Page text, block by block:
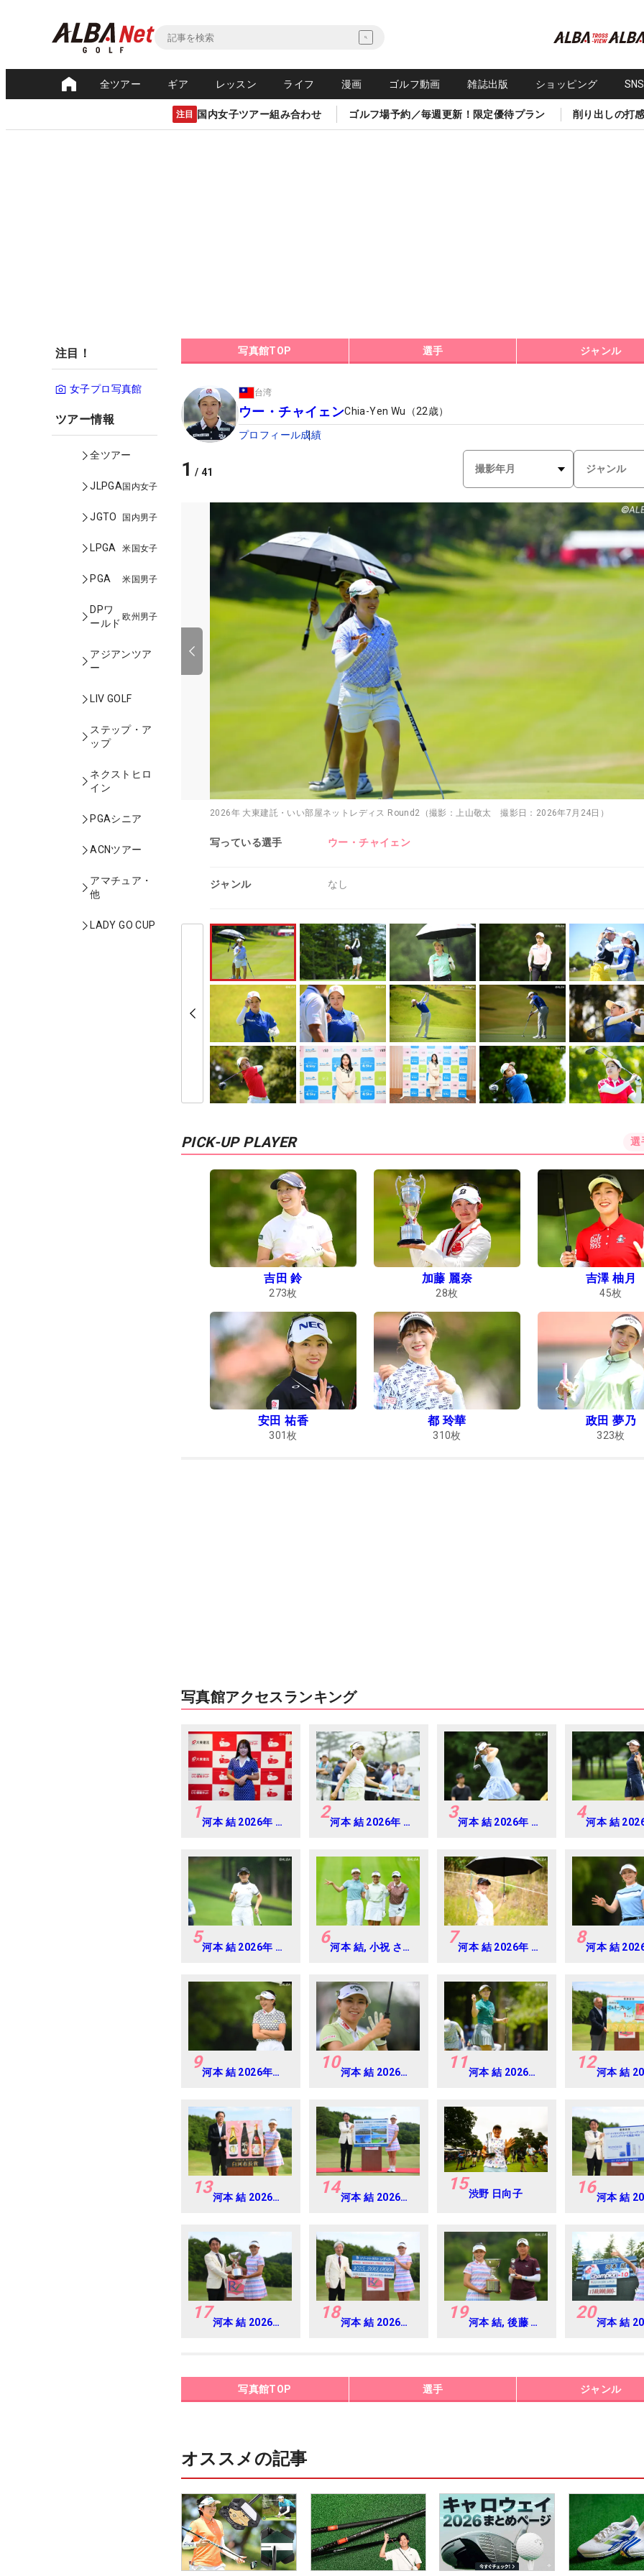
全ツアー ギア レッスン ライフ 漫画 ゴルフ動画 雑誌出版 ショッピング
注目 国内女子ツアー組み合わせ ゴルフ場予約／毎週更新！限定優待プラン 削り出しの打
注目！
女子プロ写真館
ツアー情報
全ツアー
JLPGA国内女子
JGTO 国内男子
LPGA 米国女子
PGA 米国男子
DPワ
ールド
欧州男子
アジアンツア
ー
LIV GOLF
ステップ・ア
ップ
ネクストヒロ
イン
PGAシニア
ACNツアー
アマチュア・
他
LADY GO CUP
写真館TOP 選手 ジャンル
台湾
ウー・チャイェンChia-Yen Wu （22歳）
プロフィール成績
1 / 41
2026年 大東建託・いい部屋ネットレディス Round2（撮影：上山敬太 撮影日：2026年7月24日）
写っている選手 ウー・チャイェン
ジャンル なし
PICK-UP PLAYER 選
吉田 鈴
273枚
加藤 麗奈
28枚
吉澤 柚月
45枚
安田 祐香
301枚
都 玲華
310枚
政田 夢乃
323枚
写真館アクセスランキング
1河本 結 2026年 大
習日・プロアマ
2河本 結 2026年 明
3河本 結 2026年 ミ
ップ Round4
4河本 結
ップ
5河本 結 2026年 ミ
ップ Round3
6河本 結, 小祝 さく
JAL レディス
Round4
7河本 結 2026年 ミ
ップ Round1
8河本 結
Round4
9河本 結 2026年
Round5
10河本 結 2026年
CUP Round4
11河本 結 2026年
12河本 結
13河本 結 2026年
Round4
14河本 結 2026年
Round4
15渋野 日向子 16河本 結
Round4
17河本 結 2026年
18河本 結 2026年
19河本 結, 後藤 あ
20河本 結
写真館TOP 選手 ジャンル
オススメの記事